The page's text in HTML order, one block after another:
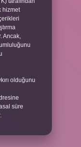
hizmet
Ancak,
olduğunu
süre